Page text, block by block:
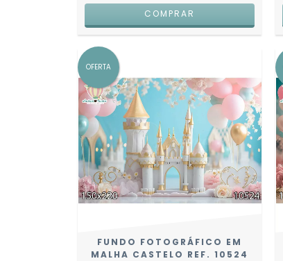
COMPRAR
OFERTA
FUNDO FOTOGRÁFICO EM
MALHA CASTELO REF. 10524